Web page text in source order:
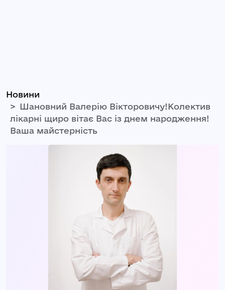
Новини
Шановний Валерію Вікторовичу!Колектив
лікарні щиро вітає Вас із днем народження!
Ваша майстерність